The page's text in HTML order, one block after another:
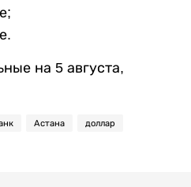
на 5 августа,
Астана доллар